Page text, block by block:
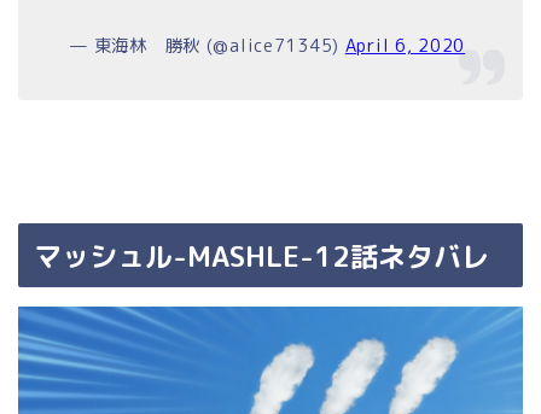
— 東海林 勝秋 (@alice71345) April 6, 2020
マッシュル-MASHLE-12話ネタバレ